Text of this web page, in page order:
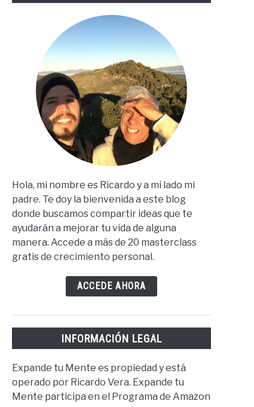
Hola, mi nombre es Ricardo y a mi lado mi
padre. Te doy la bienvenida a este blog
donde buscamos compartir ideas que te
ayudarán a mejorar tu vida de alguna
manera. Accede a más de 20 masterclass
gratis de crecimiento personal.
ACCEDE AHORA
INFORMACIÓN LEGAL
Expande tu Mente es propiedad y está
operado por Ricardo Vera. Expande tu
Mente participa en el Programa de Amazon